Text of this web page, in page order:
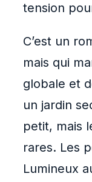
tension
C’est un
mais qui
globale et
un jardin
petit, mais
rares. Les
Lumineux